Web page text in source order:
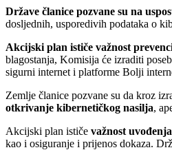
Države članice pozvane su na
dosljednih, usporedivih podataka o
Akcijski plan ističe važnost
blagostanja, Komisija će izraditi
sigurni internet i platforme Bolji
Zemlje članice pozvane su da kroz
otkrivanje kibernetičkog nasilja,
Akcijski plan ističe važnost uvođenja
kao i osiguranje i prijenos dokaza.